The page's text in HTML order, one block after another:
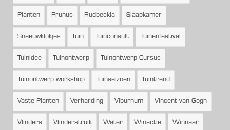
Planten Prunus Rudbeckia Slaapkamer
Sneeuwklokjes Tuin Tuinconsult Tuinenfestival
Tuinidee Tuinontwerp Tuinontwerp Cursus
Tuinontwerp workshop Tuinseizoen Tuintrend
Vaste Planten Verharding Viburnum Vincent van Gogh
Vlinders Vlinderstruik Water Winactie Winnaar